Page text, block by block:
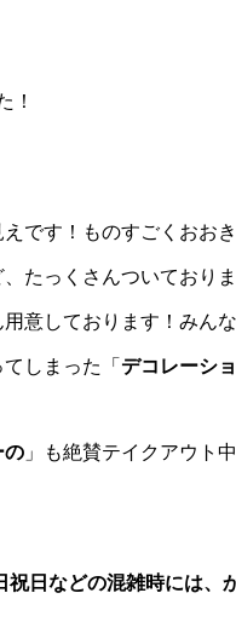
！
です！ものすごくおお
たっくさんついており
意しております！みん
しまった「 デコレーシ
の 」も絶賛テイクアウト
祝日などの混雑時には、